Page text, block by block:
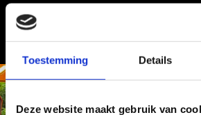
Toestemming Details
Deze website maakt gebruik van